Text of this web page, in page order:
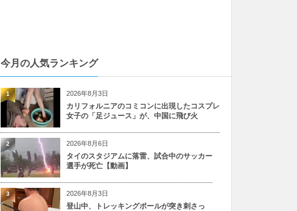
今月の人気ランキング
2026年8月3日
カリフォルニアのコミコンに出現したコスプレ
女子の「足ジュース」が、中国に飛び火
1
2026年8月6日
タイのスタジアムに落雷、試合中のサッカー
選手が死亡【動画】
2
2026年8月3日
登山中、トレッキングポールが突き刺さっ
3